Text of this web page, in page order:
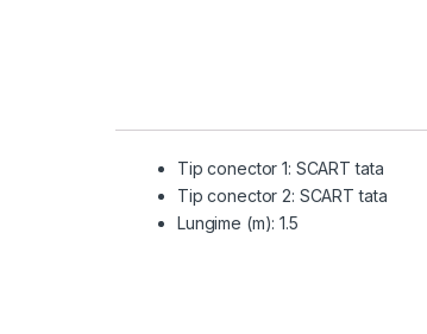
Tip conector 1: SCART tata
Tip conector 2: SCART tata
Lungime (m): 1.5